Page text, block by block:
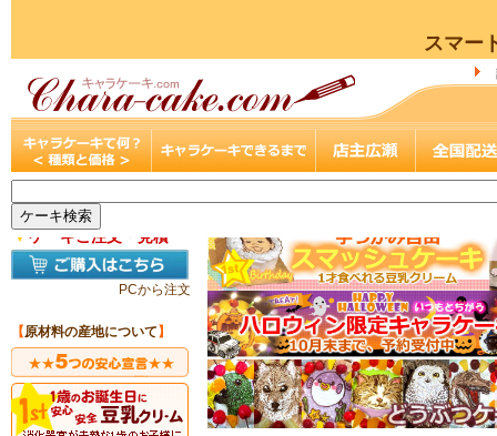
スマー
▼ケーキご注文・見積
PCから注文
【原材料の産地について 】